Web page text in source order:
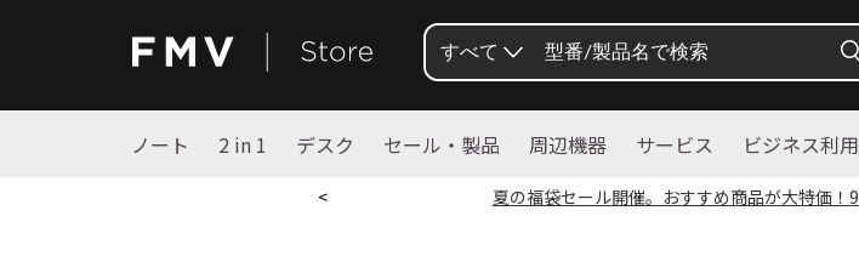
すべて
ノート 2 in 1 デスク セール・製品 周辺機器 サービス ビジネス利用
夏の福袋セール開催。おすすめ商品が大特価！ 9
<